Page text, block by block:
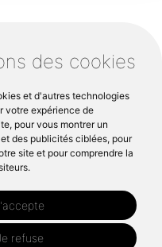
des cookies
et d'autres technologies
votre expérience de
pour vous montrer un
des publicités ciblées, pour
site et pour comprendre la
refuse
à
Saint
: